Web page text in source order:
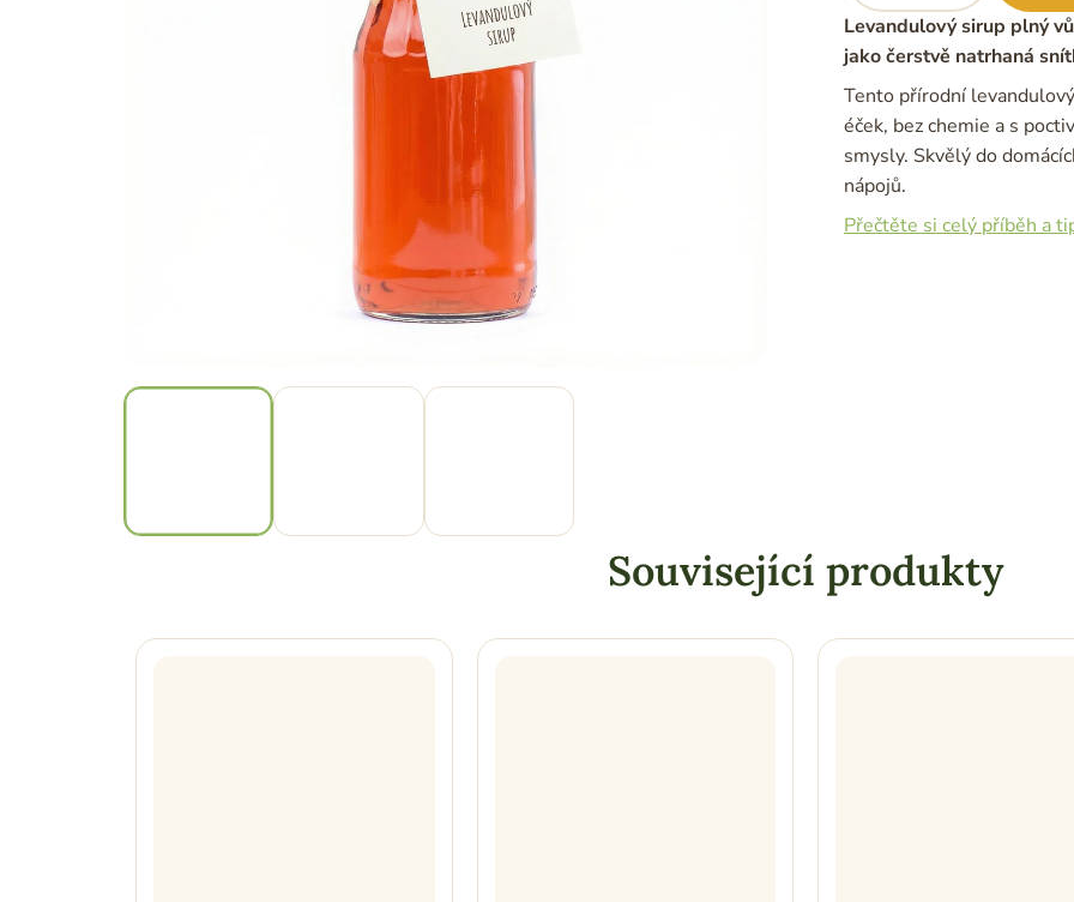
Levandulový sirup plný
jako čerstvě natrhaná
Tento přírodní
éček, bez chemie a s
smysly. Skvělý do
nápojů.
Přečtěte si celý příběh a
Související produkty